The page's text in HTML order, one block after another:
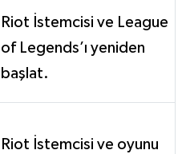
Riot İstemcisi ve League
of Legends’ı yeniden
başlat.
Riot İstemcisi ve oyunu